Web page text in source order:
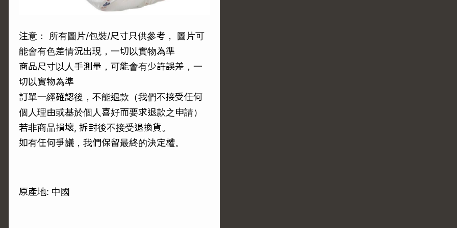
注意： 所有圖片/包裝/尺寸只供參考， 圖片可
能會有色差情況出現，一切以實物為準
商品尺寸以人手測量，可能會有少許誤差，一
切以實物為準
訂單一經確認後，不能退款（我們不接受任何
個人理由或基於個人喜好而要求退款之申請）
若非商品損壞, 拆封後不接受退換貨。
如有任何爭議，我們保留最終的決定權。
原產地: 中國